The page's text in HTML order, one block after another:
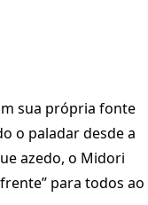
sua própria fonte
o paladar desde a
azedo, o Midori
para todos ao